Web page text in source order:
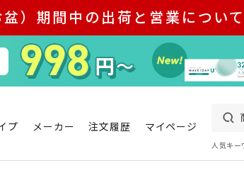
）期間中の出荷と営業について
プ メーカー 注文履歴 マイページ
人気キー